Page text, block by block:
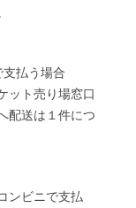
払う場合
ット売り場窓口
配送は１件につ
ンビニで支払